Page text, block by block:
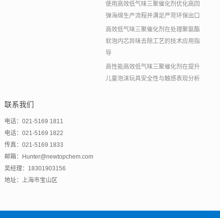
使用高效低气味三聚催化剂优化高回
弹海绵生产流程并满足严苛环保出口
高效低气味三聚催化剂在处理聚氨酯
软泡内芯异味去除工艺的技术应用指
导
高性能高效低气味三聚催化剂在提升
儿童泡沫玩具安全性与触感表现分析
联系我们
电话：021-5169 1811
电话：021-5169 1822
传真：021-5169 1833
邮箱：Hunter@newtopchem.com
吴经理：18301903156
地址：上海市宝山区